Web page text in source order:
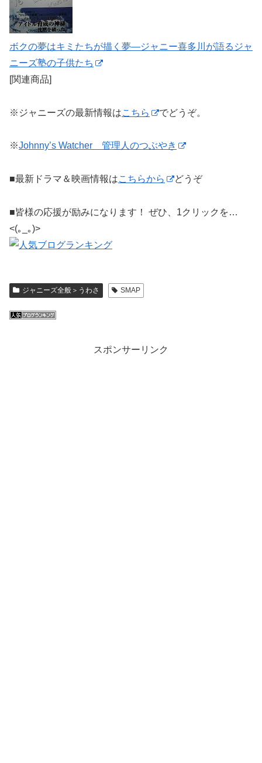
ボクの夢はキミたちが描く夢―ジャニー喜多川が語るジャ
ニーズ塾の子供たち
[関連商品]
※ジャニーズの最新情報はこちら でどうぞ。
※Johnny’s Watcher 管理人のつぶやき
■最新ドラマ＆映画情報はこちらから どうぞ
■皆様の応援が励みになります！ ぜひ、1クリックを…
<(｡_｡)>
ジャニーズ全般＞うわさ SMAP
スポンサーリンク